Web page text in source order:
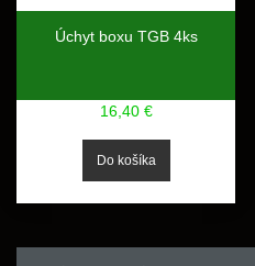
Úchyt boxu TGB 4ks
16,40 €